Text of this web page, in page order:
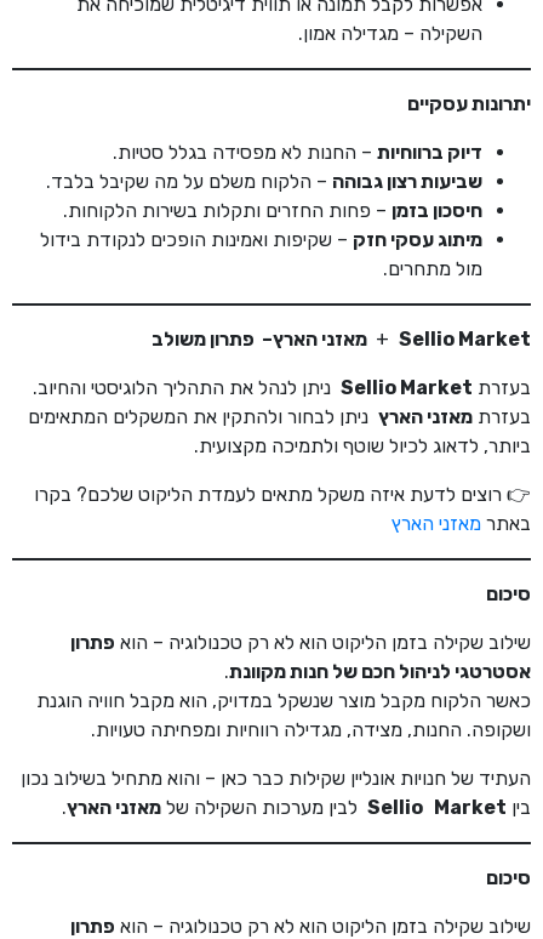
השקילה – מגדילה אמון.
יתרונות עסקיים
דיוק ברווחיות – החנות לא מפסידה בגלל סטיות.
שביעות רצון גבוהה – הלקוח משלם על מה שקיבל בלבד.
חיסכון בזמן – פחות החזרים ותקלות בשירות הלקוחות.
מיתוג עסקי חזק – שקיפות ואמינות הופכים לנקודת בידול
מול מתחרים.
Sellio Market
+ מאזני הארץ– פתרון משולב
בעזרת Sellio Market ניתן לנהל את התהליך הלוגיסטי והחיוב.
בעזרת מאזני הארץ ניתן לבחור ולהתקין את המשקלים המתאימים
ביותר, לדאוג לכיול שוטף ולתמיכה מקצועית.
👉 רוצים לדעת איזה משקל מתאים לעמדת הליקוט שלכם? בקרו
באתר מאזני הארץ
סיכום
שילוב שקילה בזמן הליקוט הוא לא רק טכנולוגיה – הוא פתרון
אסטרטגי לניהול חכם של חנות מקוונת.
כאשר הלקוח מקבל מוצר שנשקל במדויק, הוא מקבל חוויה הוגנת
ושקופה. החנות, מצידה, מגדילה רווחיות ומפחיתה טעויות.
העתיד של חנויות אונליין שקילות כבר כאן – והוא מתחיל בשילוב נכון
בין Sellio Market לבין מערכות השקילה של מאזני הארץ.
סיכום
שילוב שקילה בזמן הליקוט הוא לא רק טכנולוגיה – הוא פתרון